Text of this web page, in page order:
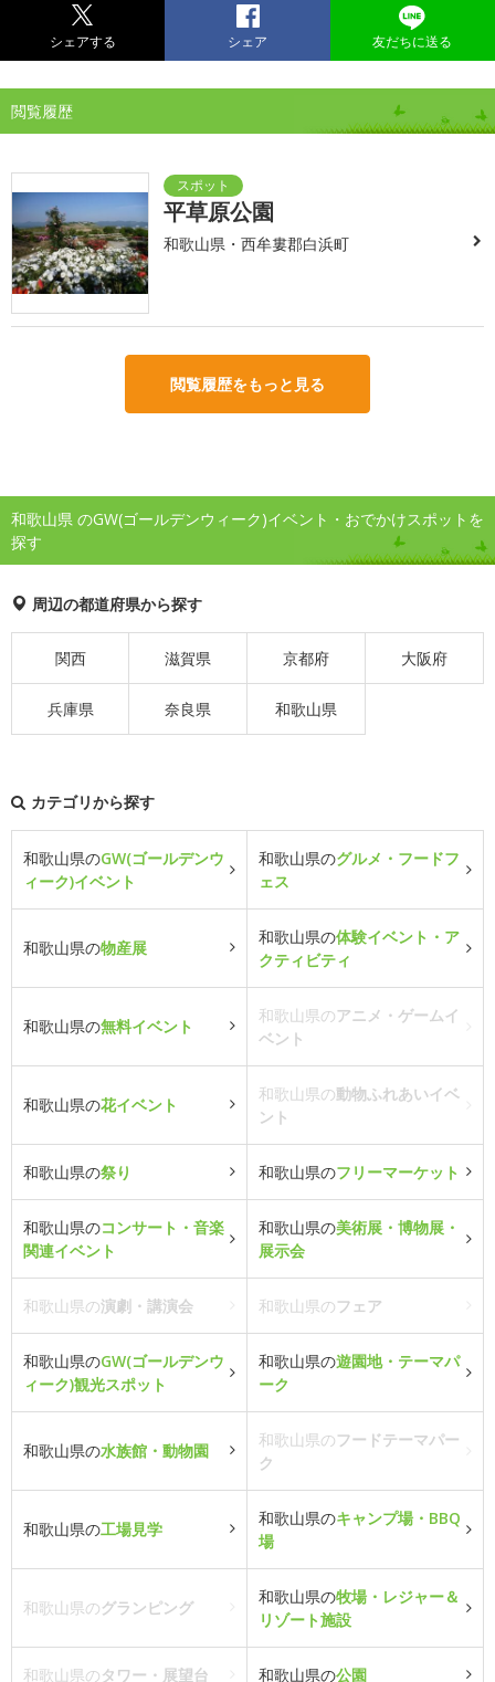
シェアする シェア 友だちに送る
閲覧履歴
平草原公園
和歌山県・西牟婁郡白浜町
閲覧履歴をもっと見る
和歌山県 のGW(ゴールデンウィーク)イベント・おでかけスポットを
探す
周辺の都道府県から探す
関西 滋賀県 京都府 大阪府
兵庫県 奈良県 和歌山県
カテゴリから探す
和歌山県のGW(ゴールデンウ
ィーク)イベント
和歌山県のグルメ・フードフ
ェス
和歌山県の物産展
和歌山県の体験イベント・ア
クティビティ
和歌山県の無料イベント
和歌山県のアニメ・ゲームイ
ベント
和歌山県の花イベント
和歌山県の動物ふれあいイベ
ント
和歌山県の祭り 和歌山県のフリーマーケット
和歌山県のコンサート・音楽
関連イベント
和歌山県の美術展・博物展・
展示会
和歌山県の演劇・講演会 和歌山県のフェア
和歌山県のGW(ゴールデンウ
ィーク)観光スポット
和歌山県の遊園地・テーマパ
ーク
和歌山県の水族館・動物園
和歌山県のフードテーマパー
ク
和歌山県の工場見学
和歌山県のキャンプ場・BBQ
場
和歌山県のグランピング
和歌山県の牧場・レジャー＆
リゾート施設
和歌山県のタワー・展望台 和歌山県の公園